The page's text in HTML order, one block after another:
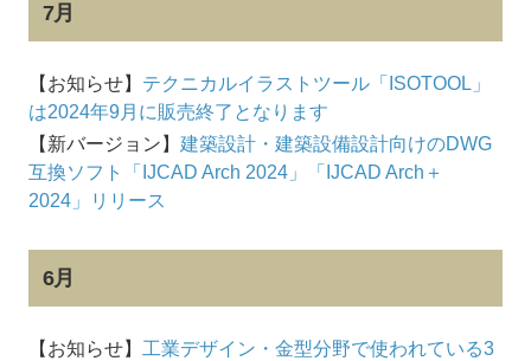
7月
【お知らせ】 テクニカルイラストツール「ISOTOOL」
は2024年9月に販売終了となります
【新バージョン】 建築設計・建築設備設計向けのDWG
互換ソフト「IJCAD Arch 2024」「IJCAD Arch＋
2024」リリース
6月
【お知らせ】 工業デザイン・金型分野で使われている3